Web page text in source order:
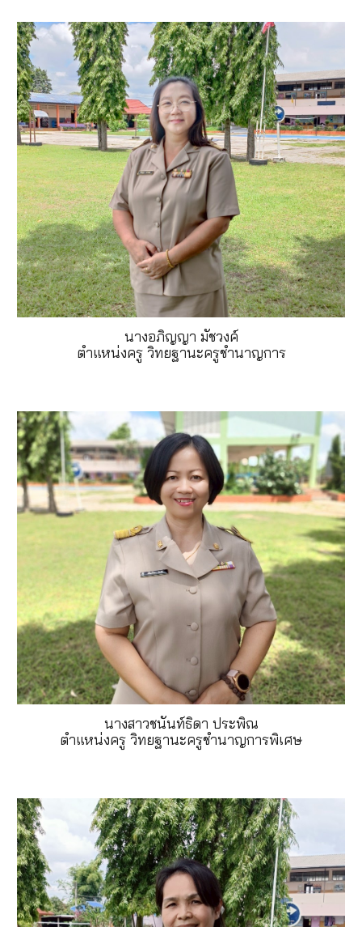
นางอภิญญา มัชวงค์
ตำแหน่งครู วิทยฐานะครูชำนาญการ
นางสาวชนันท์ธิดา ประพิณ
ตำแหน่งครู วิทยฐานะครูชำนาญการพิเศษ